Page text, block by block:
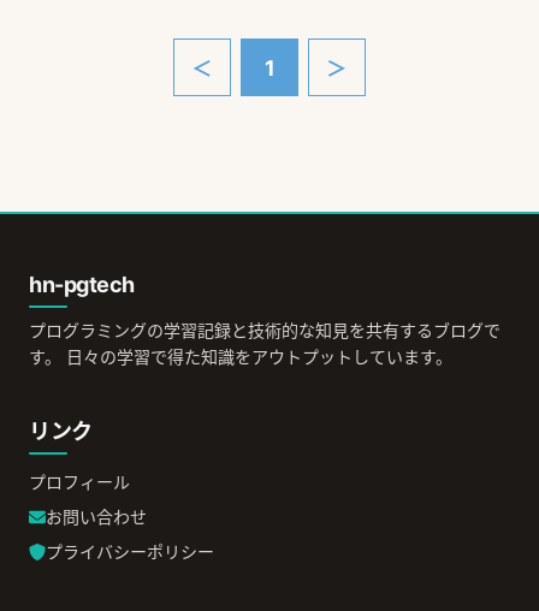
＜ 1 ＞
hn-pgtech
プログラミングの学習記録と技術的な知見を共有するブログで
す。 日々の学習で得た知識をアウトプットしています。
リンク
プロフィール
お問い合わせ
プライバシーポリシー